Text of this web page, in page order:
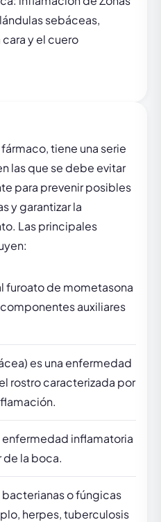
sebáceas,
y el cuero
tiene una serie
las que se debe evitar
para prevenir posibles
y garantizar la
Las principales
furoato de mometasona
auxiliares
es una enfermedad
rostro caracterizada por
inflamatoria
la boca.
o fúngicas
herpes, tuberculosis